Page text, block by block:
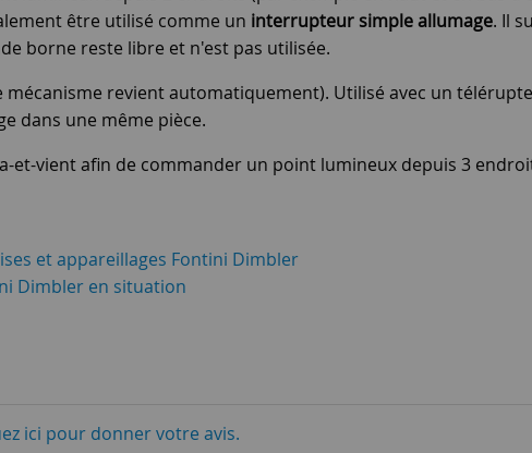
être utilisé comme un interrupteur simple allumage. Il
borne reste libre et n'est pas utilisée.
revient automatiquement). Utilisé avec un
dans une même pièce.
et-vient afin de commander un point lumineux depuis 3
et appareillages Fontini Dimbler
Dimbler en situation
ici pour donner votre avis.